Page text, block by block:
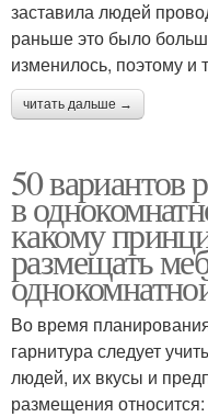
заставила людей
раньше это было
изменилось, поэтому и
читать дальше →
50 вариантов
в
какому
размещать
Во время
гарнитура следует
людей, их вкусы и
размещения относится: